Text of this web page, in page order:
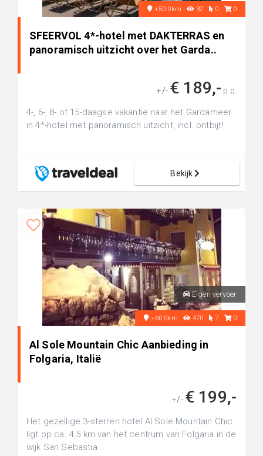
+50.0km 32 0 0
SFEERVOL 4*-hotel met DAKTERRAS en
panoramisch uitzicht over het Garda..
+/- € 189,- p.p.
4-, 6-, 8- of 15-daagse vakantie naar het Gardameer
in 4*-hotel met panoramisch uitzicht, incl. ontbijt!
Bekijk
Eigen vervoer
+60.0km 470 7 0
Al Sole Mountain Chic Aanbieding in
Folgaria, Italië
+/- € 199,-
Het gezellige 3-sterren hotel Al Sole Mountain Chic
ligt op ca. 4,5 km van het centrum van Folgaria in de
wijk San Sebastia...